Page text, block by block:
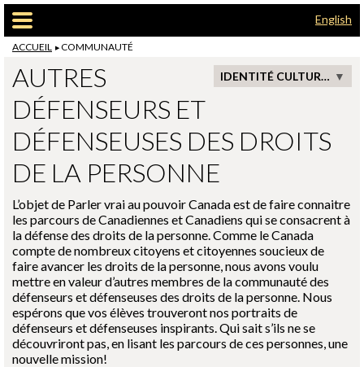
Passer au contenu principal
English
ACCUEIL COMMUNAUTÉ
IDENTITÉ CULTURELLE ET ÉDUCATION
AUTRES
DÉFENSEURS ET
DÉFENSEUSES DES DROITS
DE LA PERSONNE
L’objet de Parler vrai au pouvoir Canada est de faire connaitre
les parcours de Canadiennes et Canadiens qui se consacrent à
la défense des droits de la personne. Comme le Canada
compte de nombreux citoyens et citoyennes soucieux de
faire avancer les droits de la personne, nous avons voulu
mettre en valeur d’autres membres de la communauté des
défenseurs et défenseuses des droits de la personne. Nous
espérons que vos élèves trouveront nos portraits de
défenseurs et défenseuses inspirants. Qui sait s’ils ne se
découvriront pas, en lisant les parcours de ces personnes, une
nouvelle mission!